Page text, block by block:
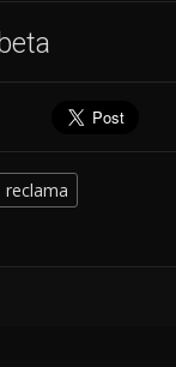
reclama